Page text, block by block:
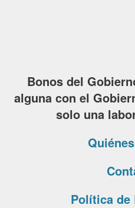
Bonos del
alguna con el
solo una
Política de